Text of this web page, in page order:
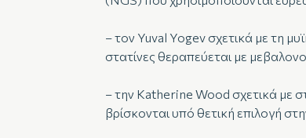
– τον Yuval Yogev σχετικά με τη
στατίνες θεραπεύεται με
– την Katherine Wood σχετικά με
βρίσκονται υπό θετική επιλογή